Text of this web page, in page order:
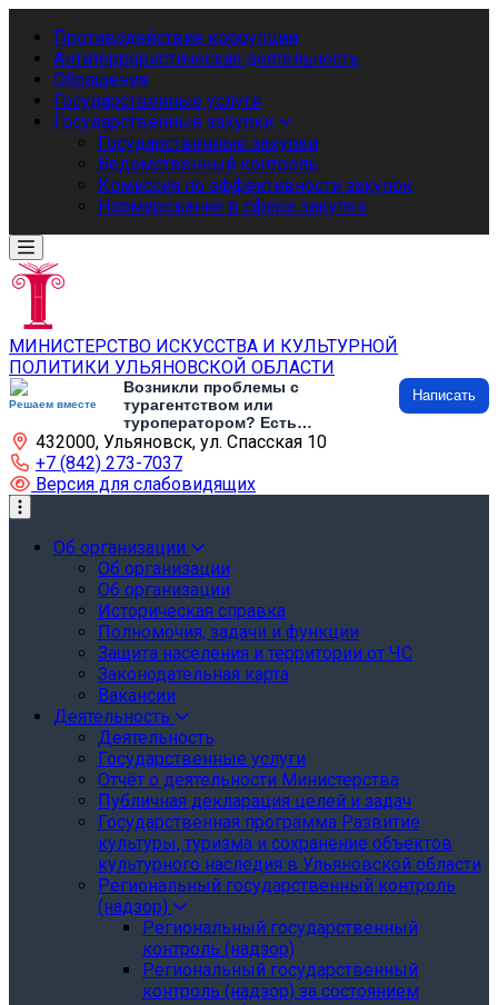
Противодействие коррупции
Антитеррористическая деятельность
Обращения
Государственные услуги
Государственные закупки
Государственные закупки
Ведомственный контроль
Комиссия по эффективности закупок
Нормирование в сфере закупок
МИНИСТЕРСТВО ИСКУССТВА И КУЛЬТУРНОЙ
ПОЛИТИКИ УЛЬЯНОВСКОЙ ОБЛАСТИ
Решаем вместе
Возникли проблемы с
турагентством или
туроператором? Есть
предложения по развитию
туризма и туристической
инфраструктуры? Напишите об
этом
Написать
432000, Ульяновск, ул. Спасская 10
+7 (842) 273-7037
Версия для слабовидящих
Об организации
Об организации
Об организации
Историческая справка
Полномочия, задачи и функции
Защита населения и территории от ЧС
Законодательная карта
Вакансии
Деятельность
Деятельность
Государственные услуги
Отчёт о деятельности Министерства
Публичная декларация целей и задач
Государственная программа Развитие
культуры, туризма и сохранение объектов
культурного наследия в Ульяновской области
Региональный государственный контроль
(надзор)
Региональный государственный
контроль (надзор)
Региональный государственный
контроль (надзор) за состоянием